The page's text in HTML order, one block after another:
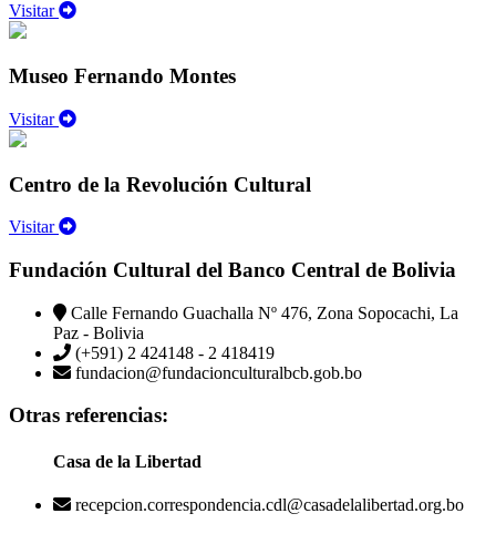
Visitar
Museo Fernando Montes
Visitar
Centro de la Revolución Cultural
Visitar
Fundación Cultural del Banco Central de Bolivia
Calle Fernando Guachalla Nº 476, Zona Sopocachi, La
Paz - Bolivia
(+591) 2 424148 - 2 418419
fundacion@fundacionculturalbcb.gob.bo
Otras referencias:
Casa de la Libertad
recepcion.correspondencia.cdl@casadelalibertad.org.bo